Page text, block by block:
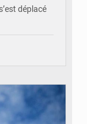
déplacé